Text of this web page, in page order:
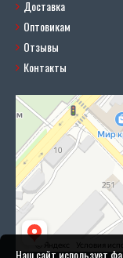
Доставка
Оптовикам
Отзывы
Контакты
Наш сайт использует